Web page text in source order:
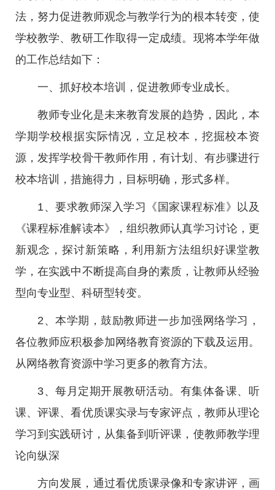
法，努力促进教师观念与教学行为的根本转变，使
学校教学、教研工作取得一定成绩。现将本学年做
的工作总结如下：
一、抓好校本培训，促进教师专业成长。
教师专业化是未来教育发展的趋势，因此，本
学期学校根据实际情况，立足校本，挖掘校本资
源，发挥学校骨干教师作用，有计划、有步骤进行
校本培训，措施得力，目标明确，形式多样。
1、要求教师深入学习《国家课程标准》以及
《课程标准解读本》，组织教师认真学习讨论，更
新观念，探讨新策略，利用新方法组织好课堂教
学，在实践中不断提高自身的素质，让教师从经验
型向专业型、科研型转变。
2、本学期，鼓励教师进一步加强网络学习，
各位教师应积极参加网络教育资源的下载及运用。
从网络教育资源中学习更多的教育方法。
3、每月定期开展教研活动。有集体备课、听
课、评课、看优质课实录与专家评点，教师从理论
学习到实践研讨，从集备到听评课，使教师教学理
论向纵深
方向发展，通过看优质课录像和专家讲评，画